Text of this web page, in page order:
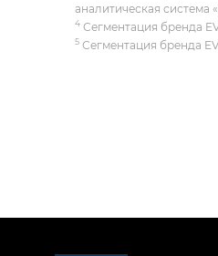
аналитическая
4 Сегментация бренда
5 Сегментация бренда